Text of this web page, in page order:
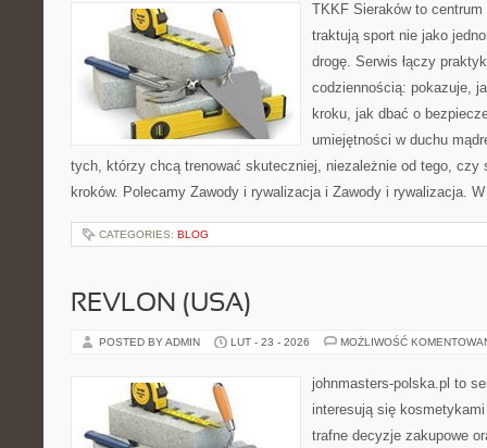
TKKF Sieraków to
traktują sport nie jako
drogę. Serwis łączy
codziennością: pokazuje,
kroku, jak dbać o
umiejętności w duchu
tych, którzy chcą trenować skuteczniej, niezależnie od tego, czy
kroków. Polecamy Zawody i rywalizacja i Zawody i rywalizacja.
CATEGORIES: BLOG
REVLON (USA)
POSTED BY ADMIN LUT - 23 - 2026 MOŻLIWOŚĆ
johnmasters-polska.pl to
interesują się
trafne decyzje zakupowe